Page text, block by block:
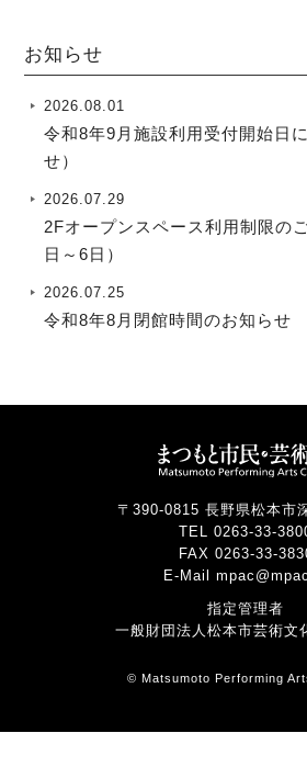
お知らせ
2026.08.01
令和8年9月施設利用受付開始日
せ）
2026.07.29
2Fオープンスペース利用制限の
日～6日）
2026.07.25
令和8年8月閉館時間のお知らせ
〒390-0815 長野県松本市
TEL 0263-33-
FAX 0263-33-
E-Mail
指定管理者
一般財団法人松本市芸術文
© Matsumoto Performing